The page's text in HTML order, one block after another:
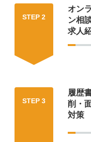
STEP 2
オン
ン相
求人
STEP 3
履歴
削・
対策